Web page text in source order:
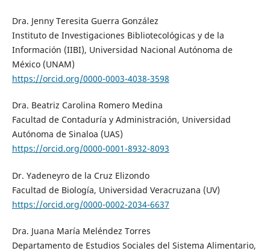
Dra. Jenny Teresita Guerra González
Instituto de Investigaciones Bibliotecológicas y de la
Información (IIBI), Universidad Nacional Autónoma de
México (UNAM)
https://orcid.org/0000-0003-4038-3598
Dra. Beatriz Carolina Romero Medina
Facultad de Contaduría y Administración, Universidad
Autónoma de Sinaloa (UAS)
https://orcid.org/0000-0001-8932-8093
Dr. Yadeneyro de la Cruz Elizondo
Facultad de Biología, Universidad Veracruzana (UV)
https://orcid.org/0000-0002-2034-6637
Dra. Juana María Meléndez Torres
Departamento de Estudios Sociales del Sistema Alimentario,